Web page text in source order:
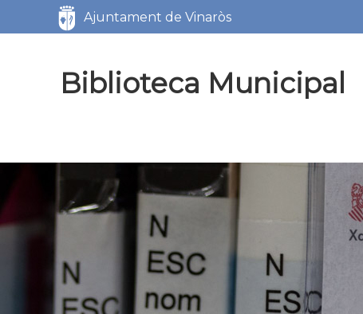
Ajuntament de Vinaròs
Biblioteca Municipal